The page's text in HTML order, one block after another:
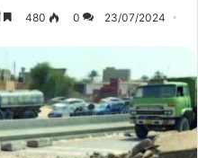
23/07/2024
0
480